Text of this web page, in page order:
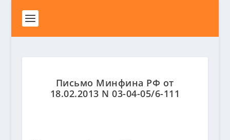
Письмо Минфина РФ от
18.02.2013 N 03-04-05/6-111